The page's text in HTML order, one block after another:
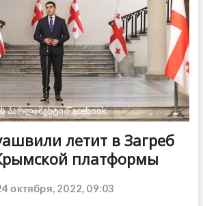
პარლამენტი/Facebook
летит в Загреб
платформы
октября, 2022, 09:03